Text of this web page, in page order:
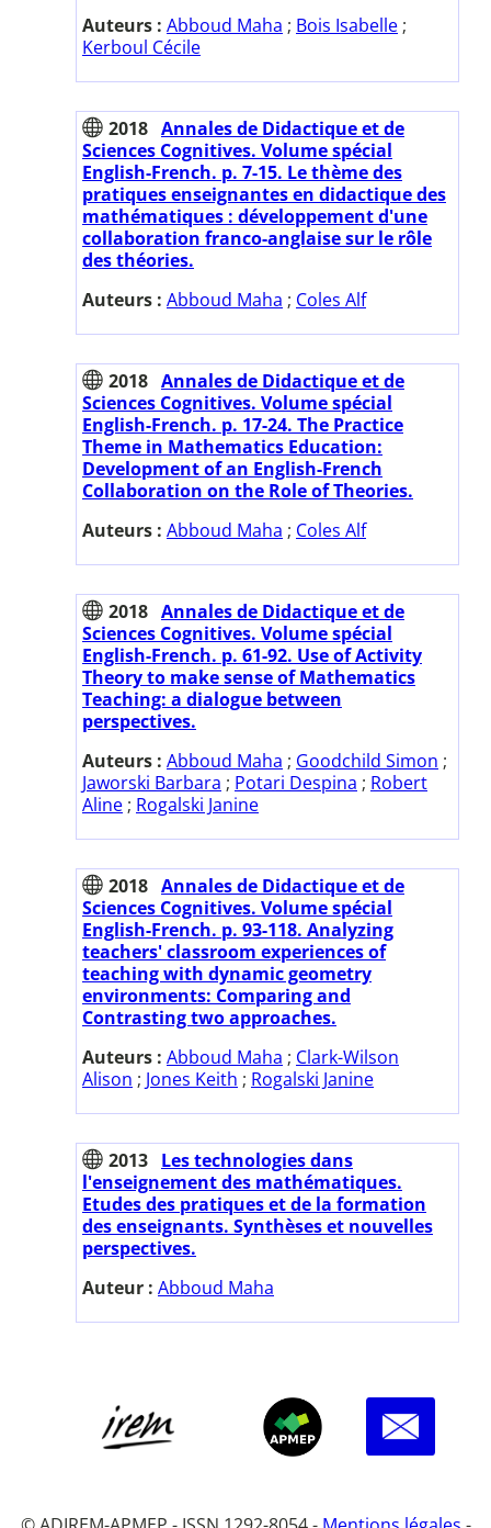
Auteurs : Abboud Maha ; Bois Isabelle ;
Kerboul Cécile
2018 Annales de Didactique et de
Sciences Cognitives. Volume spécial
English-French. p. 7-15. Le thème des
pratiques enseignantes en didactique des
mathématiques : développement d'une
collaboration franco-anglaise sur le rôle
des théories.
Auteurs : Abboud Maha ; Coles Alf
2018 Annales de Didactique et de
Sciences Cognitives. Volume spécial
English-French. p. 17-24. The Practice
Theme in Mathematics Education:
Development of an English-French
Collaboration on the Role of Theories.
Auteurs : Abboud Maha ; Coles Alf
2018 Annales de Didactique et de
Sciences Cognitives. Volume spécial
English-French. p. 61-92. Use of Activity
Theory to make sense of Mathematics
Teaching: a dialogue between
perspectives.
Auteurs : Abboud Maha ; Goodchild Simon ;
Jaworski Barbara ; Potari Despina ; Robert
Aline ; Rogalski Janine
2018 Annales de Didactique et de
Sciences Cognitives. Volume spécial
English-French. p. 93-118. Analyzing
teachers' classroom experiences of
teaching with dynamic geometry
environments: Comparing and
Contrasting two approaches.
Auteurs : Abboud Maha ; Clark-Wilson
Alison ; Jones Keith ; Rogalski Janine
2013 Les technologies dans
l'enseignement des mathématiques.
Etudes des pratiques et de la formation
des enseignants. Synthèses et nouvelles
perspectives.
Auteur : Abboud Maha